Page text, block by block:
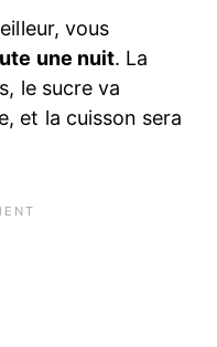
vous
une nuit. La
le sucre va
et la cuisson sera